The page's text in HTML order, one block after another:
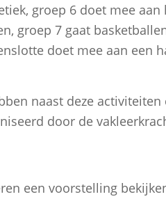
groep 6 doet mee aan
groep 7 gaat
doet mee aan een
naast deze activiteiten
door de
een voorstelling